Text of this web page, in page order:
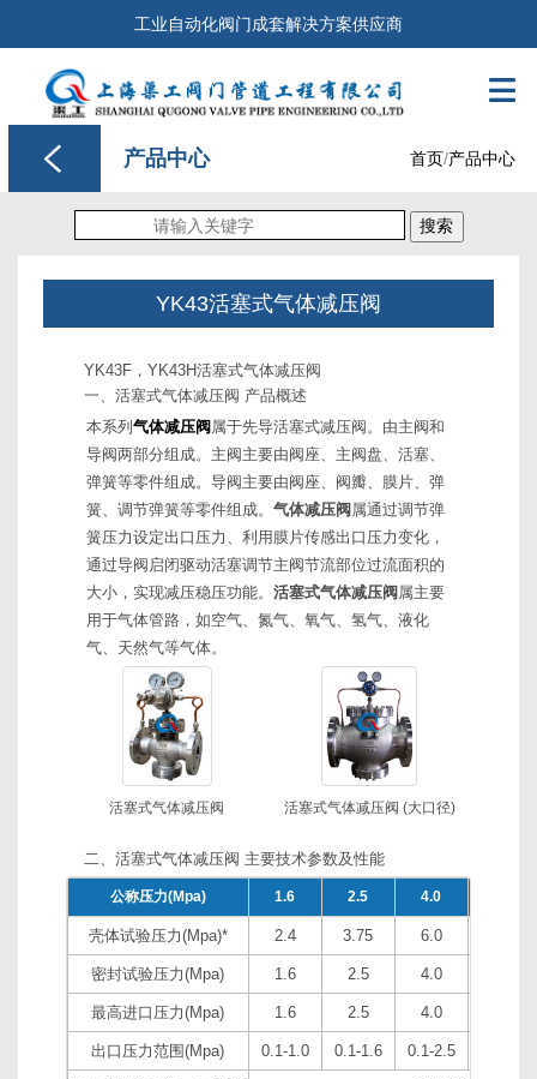
工业自动化阀门成套解决方案供应商

产品中心 首页/产品中心
搜索
YK43活塞式气体减压阀
YK43F，YK43H活塞式气体减压阀
一、活塞式气体减压阀 产品概述
本系列 气体减压阀 属于先导活塞式减压阀。由主阀和
导阀两部分组成。主阀主要由阀座、主阀盘、活塞、
弹簧等零件组成。导阀主要由阀座、阀瓣、膜片、弹
簧、调节弹簧等零件组成。 气体减压阀 属通过调节弹
簧压力设定出口压力、利用膜片传感出口压力变化，
通过导阀启闭驱动活塞调节主阀节流部位过流面积的
大小，实现减压稳压功能。 活塞式气体减压阀 属主要
用于气体管路，如空气、氮气、氧气、氢气、液化
气、天然气等气体。
活塞式气体减压阀 活塞式气体减压阀 (大口径)
二、活塞式气体减压阀 主要技术参数及性能
公称压力(Mpa) 1.6 2.5 4.0
壳体试验压力(Mpa)* 2.4 3.75 6.0
密封试验压力(Mpa) 1.6 2.5 4.0
最高进口压力(Mpa) 1.6 2.5 4.0
出口压力范围(Mpa) 0.1-1.0 0.1-1.6 0.1-2.5